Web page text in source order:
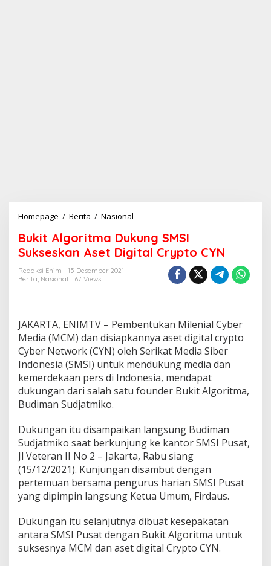
Homepage / Berita / Nasional
k
i
t
i
t
m
a
D
u
k
S
M
S
I
u
k
e
s
a
Bukit Algoritma Dukung SMSI
Sukseskan Aset Digital Crypto CYN
Redaksi Enim
15 Desember 2021
Berita, Nasional 67 Views
JAKARTA, ENIMTV – Pembentukan Milenial Cyber
Media (MCM) dan disiapkannya aset digital crypto
Cyber Network (CYN) oleh Serikat Media Siber
Indonesia (SMSI) untuk mendukung media dan
kemerdekaan pers di Indonesia, mendapat
dukungan dari salah satu founder Bukit Algoritma,
Budiman Sudjatmiko.
Dukungan itu disampaikan langsung Budiman
Sudjatmiko saat berkunjung ke kantor SMSI Pusat,
Jl Veteran II No 2 – Jakarta, Rabu siang
(15/12/2021). Kunjungan disambut dengan
pertemuan bersama pengurus harian SMSI Pusat
yang dipimpin langsung Ketua Umum, Firdaus.
Dukungan itu selanjutnya dibuat kesepakatan
antara SMSI Pusat dengan Bukit Algoritma untuk
suksesnya MCM dan aset digital Crypto CYN.